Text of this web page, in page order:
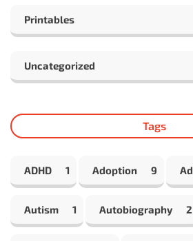
Printables
Uncategorized
Tags
ADHD 1 Adoption 9
Autism 1 Autobiography 2